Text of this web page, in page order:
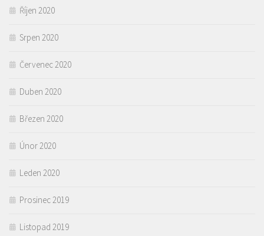
Říjen 2020
Srpen 2020
Červenec 2020
Duben 2020
Březen 2020
Únor 2020
Leden 2020
Prosinec 2019
Listopad 2019